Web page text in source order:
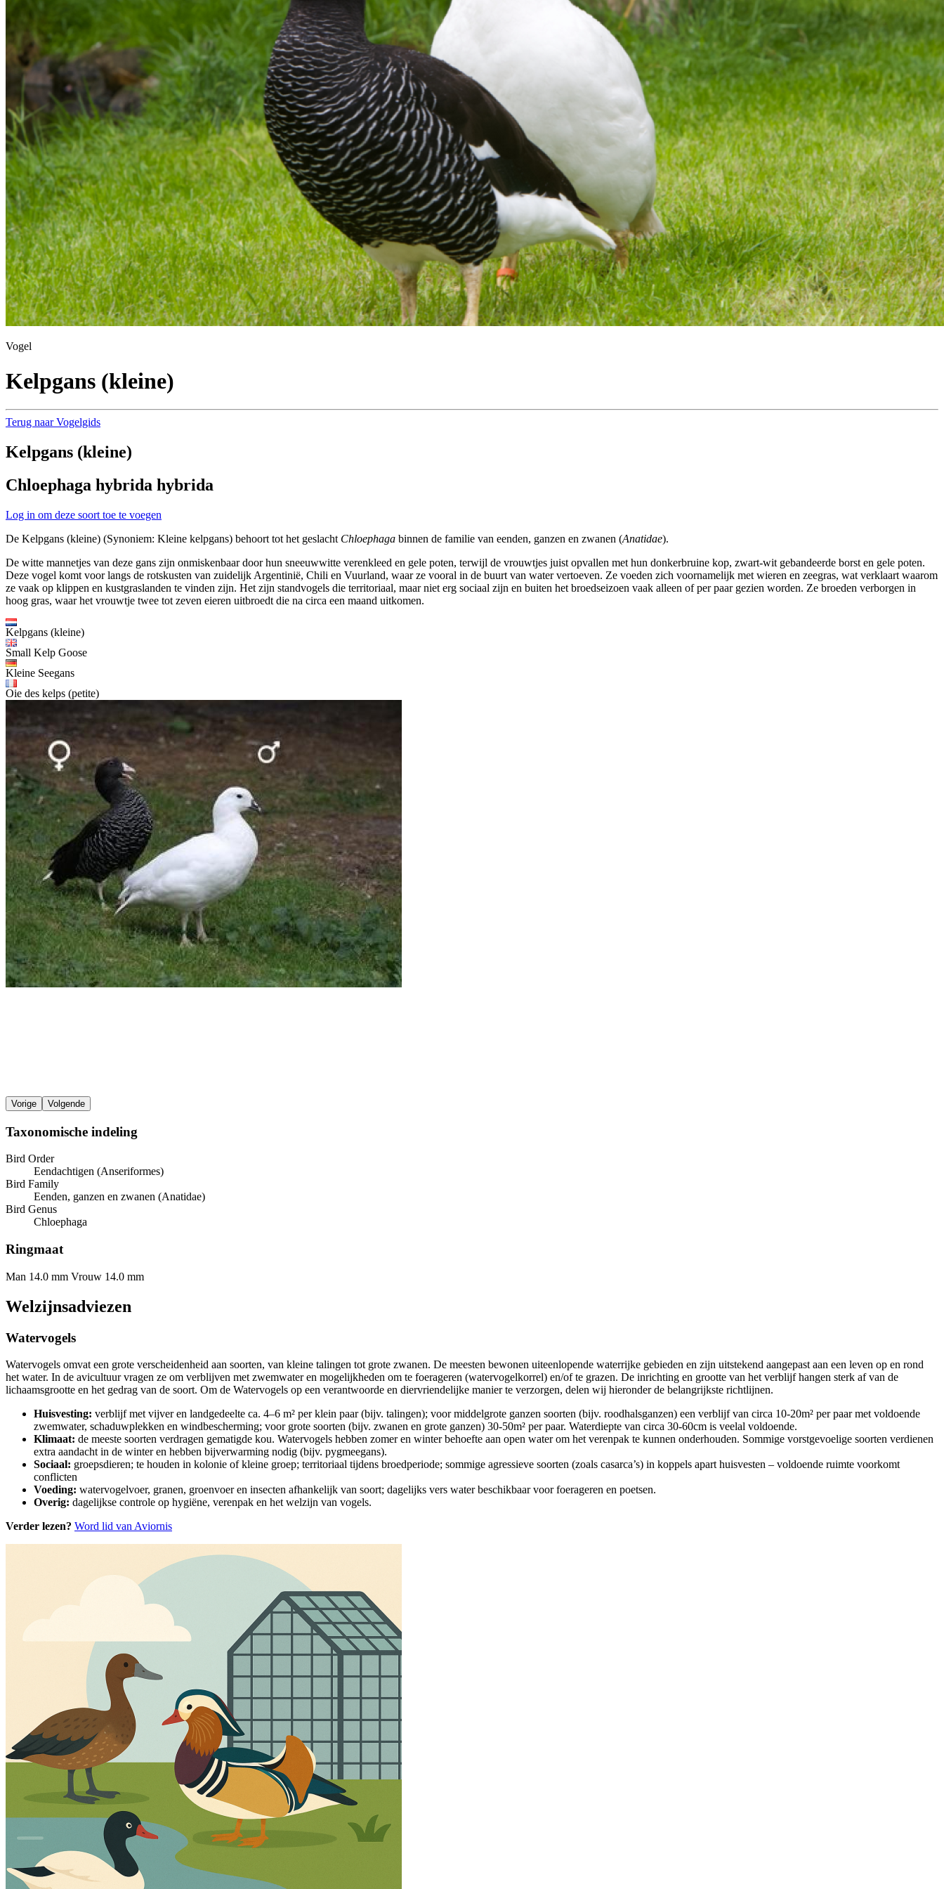
Vogel
Kelpgans (kleine)
Terug naar Vogelgids
Kelpgans (kleine)
Chloephaga hybrida hybrida
Log in om deze soort toe te voegen
De Kelpgans (kleine) (Synoniem: Kleine kelpgans) behoort tot het geslacht Chloephaga binnen de familie van eenden, ganzen en zwanen (Anatidae).
De witte mannetjes van deze gans zijn onmiskenbaar door hun sneeuwwitte verenkleed en gele poten, terwijl de vrouwtjes juist opvallen met hun donkerbruine kop, zwart-wit gebandeerde borst en gele poten.
Deze vogel komt voor langs de rotskusten van zuidelijk Argentinië, Chili en Vuurland, waar ze vooral in de buurt van water vertoeven. Ze voeden zich voornamelijk met wieren en zeegras, wat verklaart waarom
ze vaak op klippen en kustgraslanden te vinden zijn. Het zijn standvogels die territoriaal, maar niet erg sociaal zijn en buiten het broedseizoen vaak alleen of per paar gezien worden. Ze broeden verborgen in
hoog gras, waar het vrouwtje twee tot zeven eieren uitbroedt die na circa een maand uitkomen.
Kelpgans (kleine)
Small Kelp Goose
Kleine Seegans
Oie des kelps (petite)
Vorige Volgende
Taxonomische indeling
Bird Order
Eendachtigen (Anseriformes)
Bird Family
Eenden, ganzen en zwanen (Anatidae)
Bird Genus
Chloephaga
Ringmaat
Man 14.0 mm Vrouw 14.0 mm
Welzijnsadviezen
Watervogels
Watervogels omvat een grote verscheidenheid aan soorten, van kleine talingen tot grote zwanen. De meesten bewonen uiteenlopende waterrijke gebieden en zijn uitstekend aangepast aan een leven op en rond
het water. In de avicultuur vragen ze om verblijven met zwemwater en mogelijkheden om te foerageren (watervogelkorrel) en/of te grazen. De inrichting en grootte van het verblijf hangen sterk af van de
lichaamsgrootte en het gedrag van de soort. Om de Watervogels op een verantwoorde en diervriendelijke manier te verzorgen, delen wij hieronder de belangrijkste richtlijnen.
Huisvesting: verblijf met vijver en landgedeelte ca. 4–6 m² per klein paar (bijv. talingen); voor middelgrote ganzen soorten (bijv. roodhalsganzen) een verblijf van circa 10-20m² per paar met voldoende
zwemwater, schaduwplekken en windbescherming; voor grote soorten (bijv. zwanen en grote ganzen) 30-50m² per paar. Waterdiepte van circa 30-60cm is veelal voldoende.
Klimaat: de meeste soorten verdragen gematigde kou. Watervogels hebben zomer en winter behoefte aan open water om het verenpak te kunnen onderhouden. Sommige vorstgevoelige soorten verdienen
extra aandacht in de winter en hebben bijverwarming nodig (bijv. pygmeegans).
Sociaal: groepsdieren; te houden in kolonie of kleine groep; territoriaal tijdens broedperiode; sommige agressieve soorten (zoals casarca’s) in koppels apart huisvesten – voldoende ruimte voorkomt
conflicten
Voeding: watervogelvoer, granen, groenvoer en insecten afhankelijk van soort; dagelijks vers water beschikbaar voor foerageren en poetsen.
Overig: dagelijkse controle op hygiëne, verenpak en het welzijn van vogels.
Verder lezen? Word lid van Aviornis